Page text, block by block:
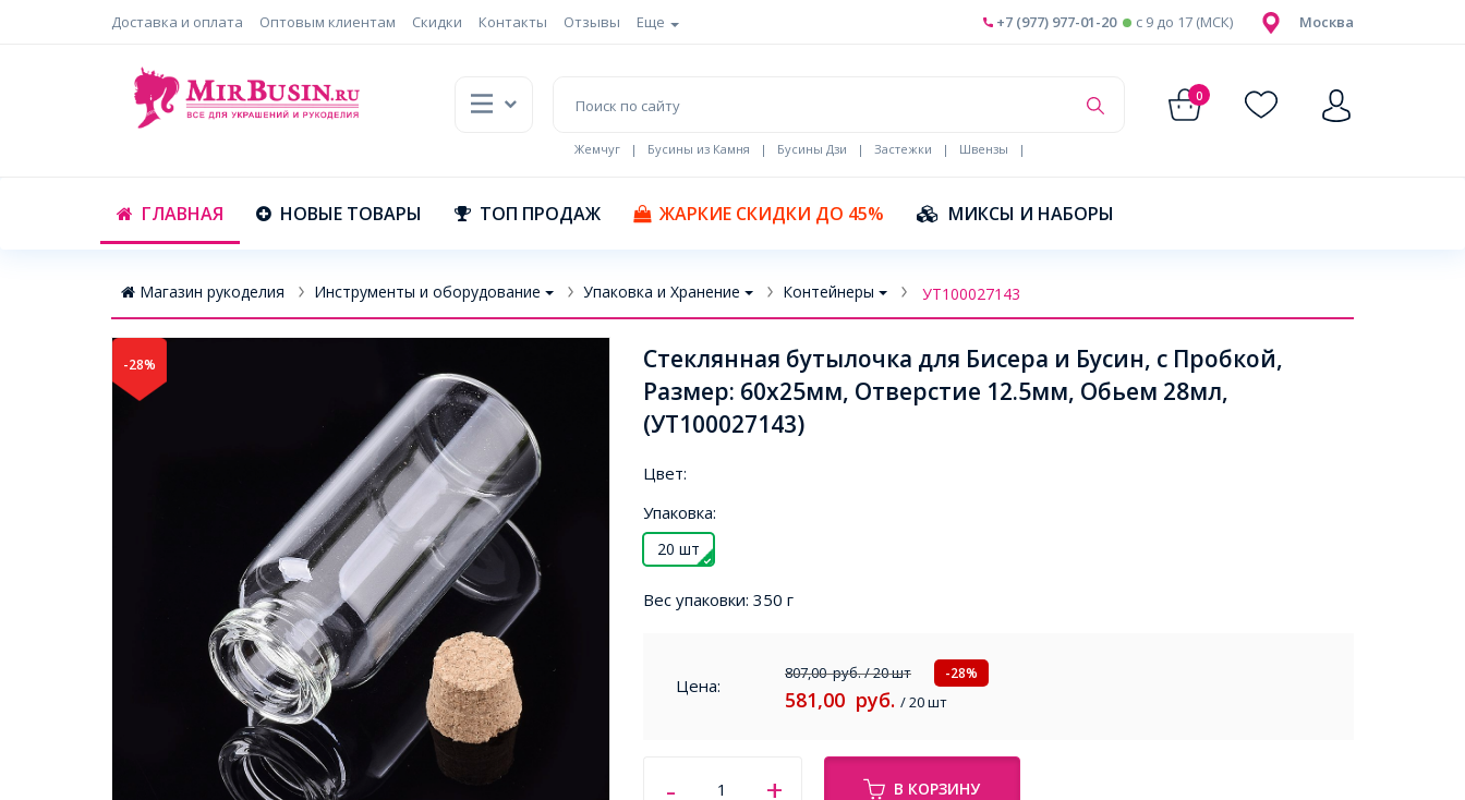
Доставка и оплата Оптовым клиентам Скидки Контакты Отзывы Еще Москва
+7 (977) 977-01-20 c 9 до 17 (МСК)
0
Жемчуг | Бусины из Камня | Бусины Дзи | Застежки | Швензы
|
ГЛАВНАЯ НОВЫЕ ТОВАРЫ ТОП ПРОДАЖ ЖАРКИЕ СКИДКИ ДО 45% МИКСЫ И НАБОРЫ
Магазин рукоделия Инструменты и оборудование Упаковка и Хранение Контейнеры УТ100027143
-28%
Стеклянная бутылочка для Бисера и Бусин, с Пробкой,
Размер: 60x25мм, Отверстие 12.5мм, Обьем 28мл,
(УТ100027143)
Цвет:
Упаковка:
20 шт
Вес упаковки: 350 г
Цена:
807,00руб./ 20 шт -28%
581,00 руб. / 20 шт
В КОРЗИНУ